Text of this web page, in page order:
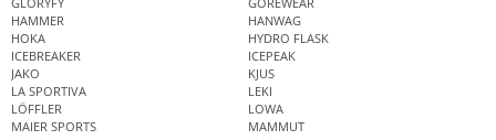
HAMMER
HANWAG
HOKA
HYDRO FLASK
ICEBREAKER
ICEPEAK
JAKO
KJUS
LA SPORTIVA
LEKI
LÖFFLER
LOWA
MAIER SPORTS
MAMMUT